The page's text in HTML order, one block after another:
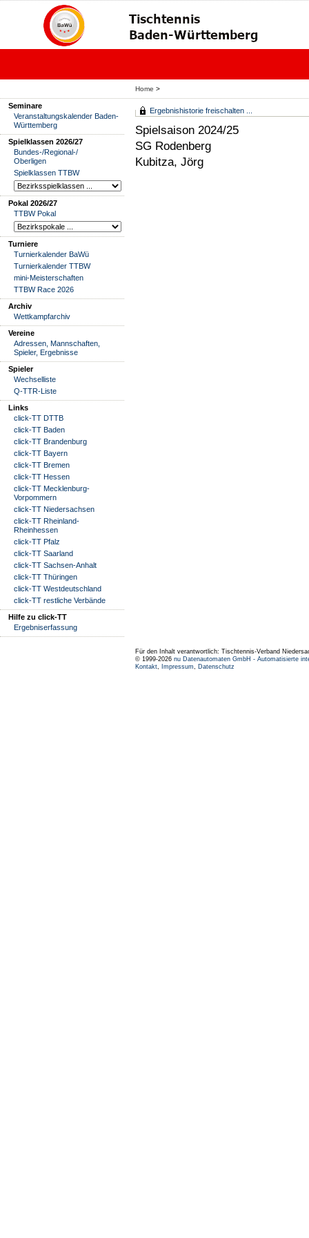
Home >
Seminare
Veranstaltungskalender Baden-
Württemberg
Spielklassen 2026/27
Bundes-/Regional-/
Oberligen
Spielklassen TTBW
Pokal 2026/27
TTBW Pokal
Turniere
Turnierkalender BaWü
Turnierkalender TTBW
mini-Meisterschaften
TTBW Race 2026
Archiv
Wettkampfarchiv
Vereine
Adressen, Mannschaften,
Spieler, Ergebnisse
Spieler
Wechselliste
Q-TTR-Liste
Links
click-TT DTTB
click-TT Baden
click-TT Brandenburg
click-TT Bayern
click-TT Bremen
click-TT Hessen
click-TT Mecklenburg-
Vorpommern
click-TT Niedersachsen
click-TT Rheinland-
Rheinhessen
click-TT Pfalz
click-TT Saarland
click-TT Sachsen-Anhalt
click-TT Thüringen
click-TT Westdeutschland
click-TT restliche Verbände
Hilfe zu click-TT
Ergebniserfassung
Ergebnishistorie freischalten ...
Spielsaison 2024/25
SG Rodenberg
Kubitza, Jörg
Für den Inhalt verantwortlich: Tischtennis-Verband
© 1999-2026 nu Datenautomaten GmbH - Automatisierte
Kontakt, Impressum, Datenschutz